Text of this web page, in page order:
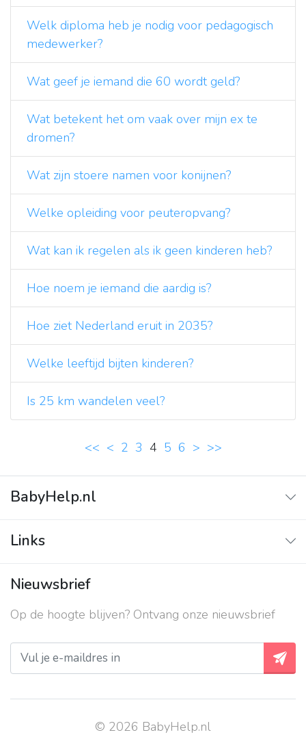
Welk diploma heb je nodig voor pedagogisch
medewerker?
Wat geef je iemand die 60 wordt geld?
Wat betekent het om vaak over mijn ex te
dromen?
Wat zijn stoere namen voor konijnen?
Welke opleiding voor peuteropvang?
Wat kan ik regelen als ik geen kinderen heb?
Hoe noem je iemand die aardig is?
Hoe ziet Nederland eruit in 2035?
Welke leeftijd bijten kinderen?
Is 25 km wandelen veel?
<< < 2 3 4 5 6 > >>
BabyHelp.nl
Vraag & Antwoord
Links
Contact
Over ons
Privacy beleid
Nieuwsbrief
Op de hoogte blijven? Ontvang onze nieuwsbrief
© 2026 BabyHelp.nl